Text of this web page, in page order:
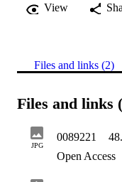
View
Files and links (2)
Files and links
JPG
0089221
Open Access